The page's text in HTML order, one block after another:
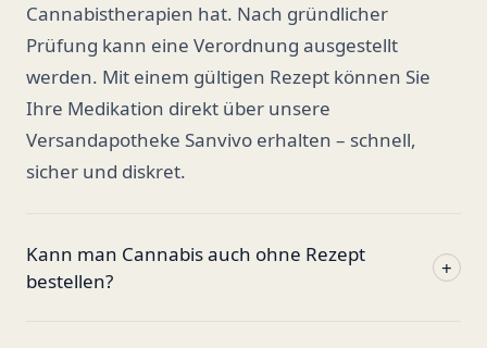
Cannabistherapien hat. Nach gründlicher
Prüfung kann eine Verordnung ausgestellt
werden. Mit einem gültigen Rezept können Sie
Ihre Medikation direkt über unsere
Versandapotheke Sanvivo erhalten – schnell,
sicher und diskret.
Kann man Cannabis auch ohne Rezept
bestellen?
+